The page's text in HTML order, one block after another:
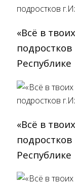
«Всё в
Республике
«Всё в
Республике